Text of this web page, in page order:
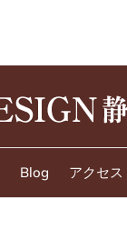
Blog アクセス